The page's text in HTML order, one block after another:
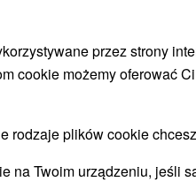
jacuzzi i ćwiczenia
ciała, jak i
więcej
przez strony
cookie możemy oferować
rodzaje plików cookie
na Twoim urządzeniu, jeśli